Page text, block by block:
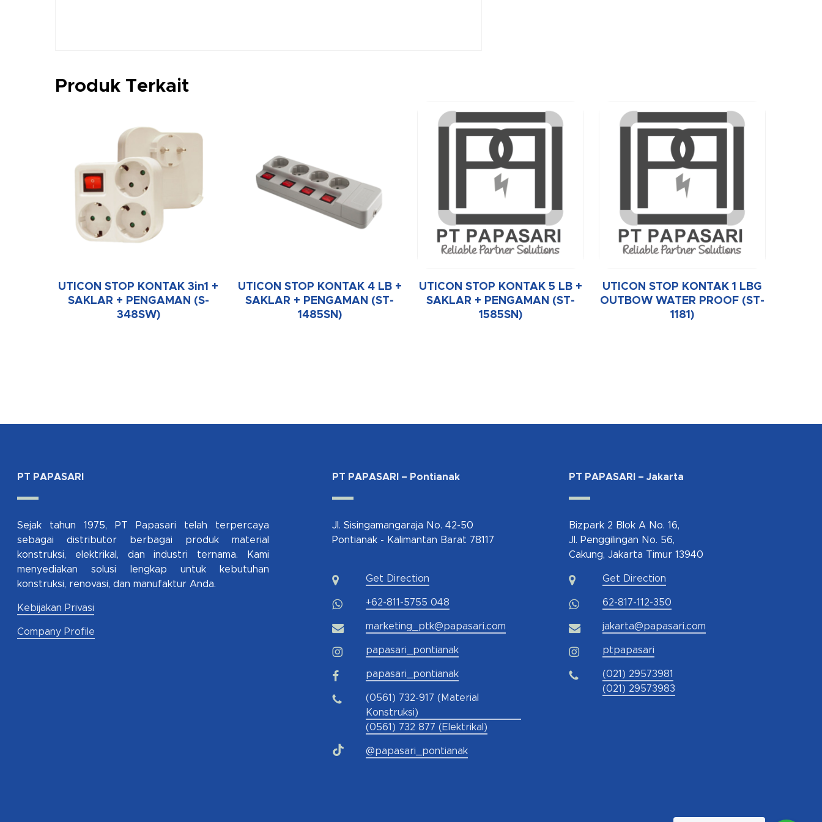
Produk Terkait
UTICON STOP KONTAK 3in1 +
SAKLAR + PENGAMAN (S-
348SW)
UTICON STOP KONTAK 4 LB +
SAKLAR + PENGAMAN (ST-
1485SN)
UTICON STOP KONTAK 5 LB +
SAKLAR + PENGAMAN (ST-
1585SN)
UTICON STOP KONTAK 1 LBG
OUTBOW WATER PROOF (ST-
1181)
PT PAPASARI
Sejak tahun 1975, PT Papasari telah terpercaya
sebagai distributor berbagai produk material
konstruksi, elektrikal, dan industri ternama. Kami
menyediakan solusi lengkap untuk kebutuhan
konstruksi, renovasi, dan manufaktur Anda.
Kebijakan Privasi
Company Profile
PT PAPASARI – Pontianak
Jl. Sisingamangaraja No. 42-50
Pontianak - Kalimantan Barat 78117
Get Direction
+62-811-5755 048
marketing_ptk@papasari.com
papasari_pontianak
papasari_pontianak
(0561) 732-917 (Material
Konstruksi)
(0561) 732 877 (Elektrikal)
@papasari_pontianak
PT PAPASARI – Jakarta
Bizpark 2 Blok A No. 16,
Jl. Penggilingan No. 56,
Cakung, Jakarta Timur 13940
Get Direction
62-817-112-350
jakarta@papasari.com
ptpapasari
(021) 29573981
(021) 29573983